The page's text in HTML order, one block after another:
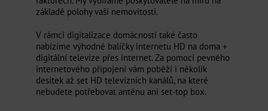
základě polohy vaší nemovitosti.
V rámci digitalizace domácnosti také často
nabízíme výhodné balíčky internetu HD na doma +
digitální televize přes internet. Za pomoci pevného
internetového připojení vám poběží i několik
desítek až set HD televizních kanálů, na které
nebudete potřebovat anténu ani set-top box.